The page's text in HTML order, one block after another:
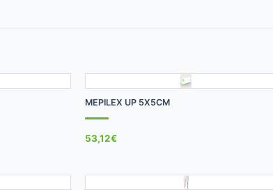
MEPILEX UP 5X5CM
53,12€